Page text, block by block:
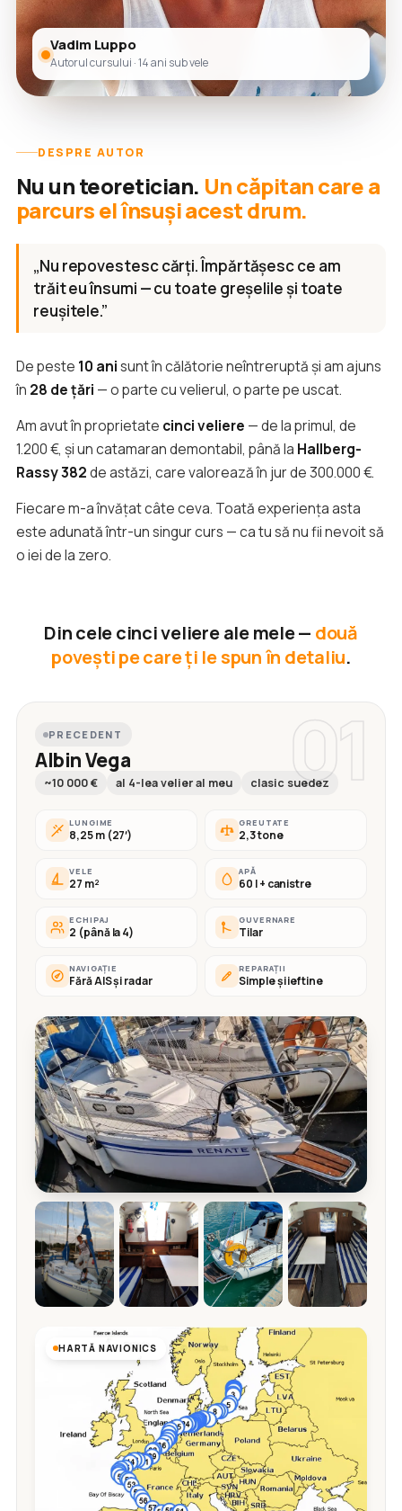
Vadim Luppo
Autorul cursului · 14 ani sub vele
DESPRE AUTOR
Nu un teoretician. Un căpitan care a
parcurs el însuși acest drum.
„Nu repovestesc cărți. Împărtășesc ce am
trăit eu însumi — cu toate greșelile și toate
reușitele.”
De peste 10 anisunt în călătorie neîntreruptă și am ajuns
în 28 de țări — o parte cu velierul, o parte pe uscat.
Am avut în proprietate cinci veliere — de la primul, de
1.200 €, și un catamaran demontabil, până la Hallberg-
Rassy 382de astăzi, care valorează în jur de 300.000 €.
Fiecare m-a învățat câte ceva. Toată experiența asta
este adunată într-un singur curs — ca tu să nu fii nevoit să
o iei de la zero.
Din cele cinci veliere ale mele — două
povești pe care ți le spun în detaliu.
01
PRECEDENT
Albin Vega
~10 000 € al 4-lea velier al meu clasic suedez
LUNGIME
8,25 m (27′)
GREUTATE
2,3 tone
VELE
27 m²
APĂ
60 l + canistre
ECHIPAJ
2 (până la 4)
GUVERNARE
Tilar
NAVIGAȚIE
Fără AIS și radar
REPARAȚII
Simple și ieftine
HARTĂ NAVIONICS